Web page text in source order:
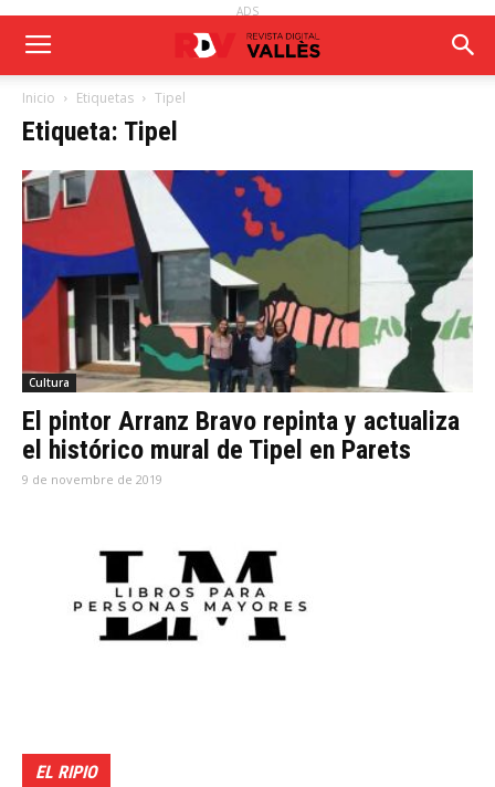
ADS
Inicio Etiquetas Tipel
Etiqueta: Tipel
Cultura
El pintor Arranz Bravo repinta y actualiza
el histórico mural de Tipel en Parets
9 de novembre de 2019
EL RIPIO